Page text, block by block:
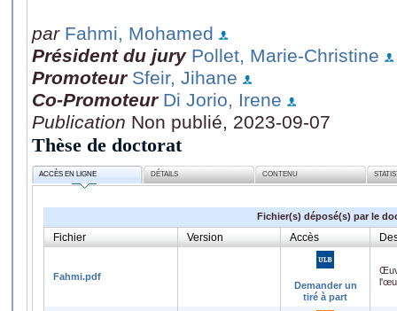
par Fahmi, Mohamed
Président du jury Pollet, Marie-Christine
Promoteur Sfeir, Jihane
Co-Promoteur Di Jorio, Irene
Publication Non publié, 2023-09-07
Thèse de doctorat
ACCÈS EN LIGNE DÉTAILS CONTENU
Fichier(s) déposé(s) par le
Fichier Version Accès
Fahmi.pdf
Demander un
tiré à part